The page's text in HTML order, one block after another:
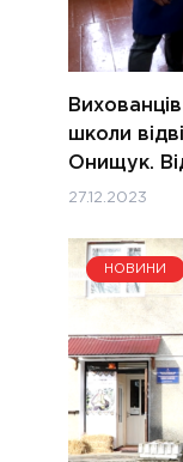
школи
Онищук.
27.12.2023
НОВИНИ